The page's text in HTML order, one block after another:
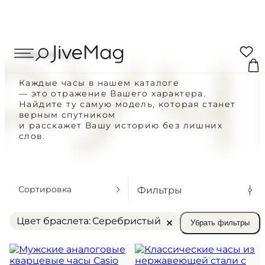
ПОКУПАТЕЛЯМ
Ваша корзина
Купон:
Доставка по Украине
ЗАКАЗЫ ДО 15:00 ОТПРАВЛЯЕМ
КРОМЕ ВОСКРЕСЕНЬЯ
ВОЗВРАТ В ТЕЧЕНИЕ 14-ТИ
Наручные часы
Каждые часы в нашем каталоге
— это отражение Вашего характера.
Найдите ту самую модель, которая станет
верным спутником
и расскажет Вашу историю без лишних
слов.
Цвет браслета: Серебристый × Убрать фильтры
Сортировка Фильтры